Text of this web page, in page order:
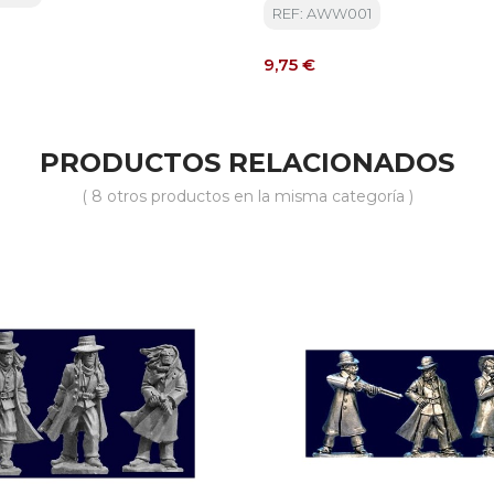
REF: AWW001
Precio
9,75 €
PRODUCTOS RELACIONADOS
( 8 otros productos en la misma categoría )